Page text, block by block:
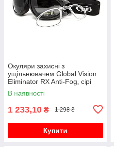
Окуляри захисні з
ущільнювачем Global Vision
Eliminator RX Anti-Fog, сірі
В наявності
1 233,10 ₴ 1 298 ₴
Купити